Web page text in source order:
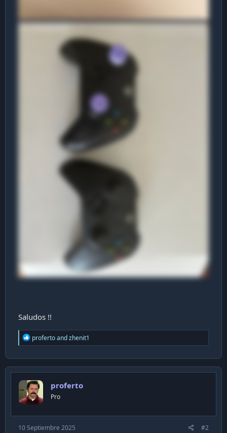
Saludos !!
R
e
c
t
o
n
s
profertoandzhenit1
proferto
Pro
10 Septiembre 2025 #2